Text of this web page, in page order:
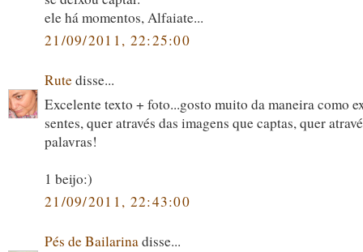
ele há momentos, Alfaiate...
21/09/2011, 22:25:00
Rutedisse...
Excelente texto + foto...gosto muito da maneira como
sentes, quer através das imagens que captas, quer
palavras!
1 beijo:)
21/09/2011, 22:43:00
Pés de Bailarinadisse...